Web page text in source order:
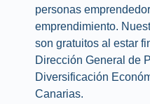
personas
emprendimiento.
son gratuitos al estar
Dirección General de
Diversificación
Canarias.